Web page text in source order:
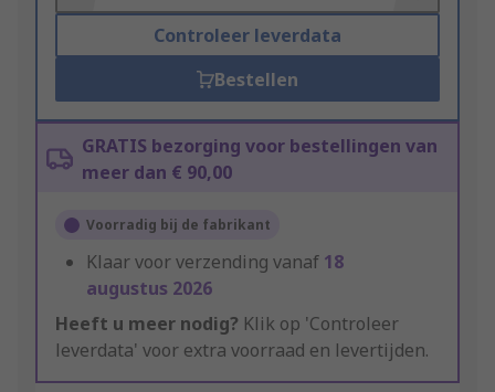
Controleer leverdata
Bestellen
GRATIS bezorging voor bestellingen van
meer dan € 90,00
Voorradig bij de fabrikant
Klaar voor verzending vanaf 18
augustus 2026
Heeft u meer nodig? Klik op 'Controleer
leverdata' voor extra voorraad en levertijden.